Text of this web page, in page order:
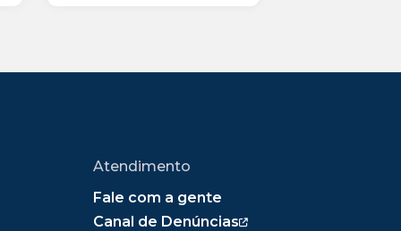
Atendimento
Fale com a gente
Canal de Denúncias